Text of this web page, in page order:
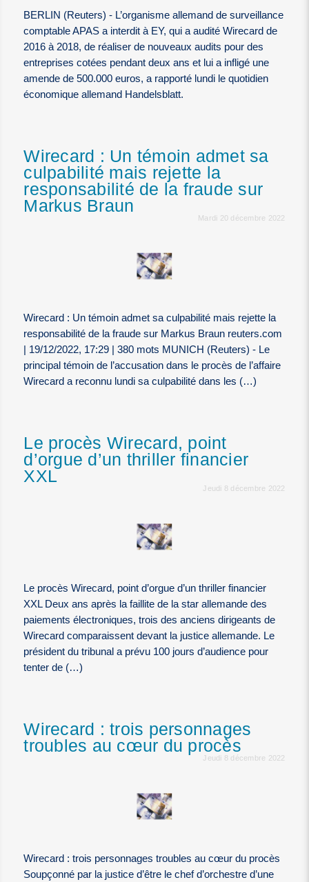
BERLIN (Reuters) - L’organisme allemand de surveillance
comptable APAS a interdit à EY, qui a audité Wirecard de
2016 à 2018, de réaliser de nouveaux audits pour des
entreprises cotées pendant deux ans et lui a infligé une
amende de 500.000 euros, a rapporté lundi le quotidien
économique allemand Handelsblatt.
Wirecard : Un témoin admet sa
culpabilité mais rejette la
responsabilité de la fraude sur
Markus Braun
Mardi 20 décembre 2022
Wirecard : Un témoin admet sa culpabilité mais rejette la
responsabilité de la fraude sur Markus Braun reuters.com
| 19/12/2022, 17:29 | 380 mots MUNICH (Reuters) - Le
principal témoin de l’accusation dans le procès de l’affaire
Wirecard a reconnu lundi sa culpabilité dans les (…)
Le procès Wirecard, point
d’orgue d’un thriller financier
XXL
Jeudi 8 décembre 2022
Le procès Wirecard, point d’orgue d’un thriller financier
XXL Deux ans après la faillite de la star allemande des
paiements électroniques, trois des anciens dirigeants de
Wirecard comparaissent devant la justice allemande. Le
président du tribunal a prévu 100 jours d’audience pour
tenter de (…)
Wirecard : trois personnages
troubles au cœur du procès
Jeudi 8 décembre 2022
Wirecard : trois personnages troubles au cœur du procès
Soupçonné par la justice d’être le chef d’orchestre d’une